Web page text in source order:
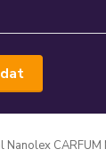
Nanolex